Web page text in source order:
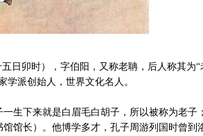
日卯时），字伯阳，又称老聃，后人称其为“
派创始人，世界文化名人。
生下来就是白眉毛白胡子，所以被称为老子
馆长）。他博学多才，孔子周游列国时曾到